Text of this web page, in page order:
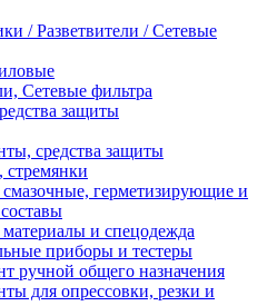
/ Разветвители / Сетевые
Сетевые фильтра
защиты
средства защиты
герметизирующие и
и спецодежда
приборы и тестеры
ручной общего назначения
для опрессовки, резки и